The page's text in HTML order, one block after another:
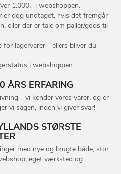
1.000,- i webshoppen.
er dog undtaget, hvis det fremgår
eller der er tale om paller/gods til
for lagervarer - ellers bliver du
i webshoppen.
ÅRS ERFARING
- vi kender vores varer, og er
vi sagen, inden vi giver svar!
STØRSTE
med nye og brugte både, stor
eget værksted og